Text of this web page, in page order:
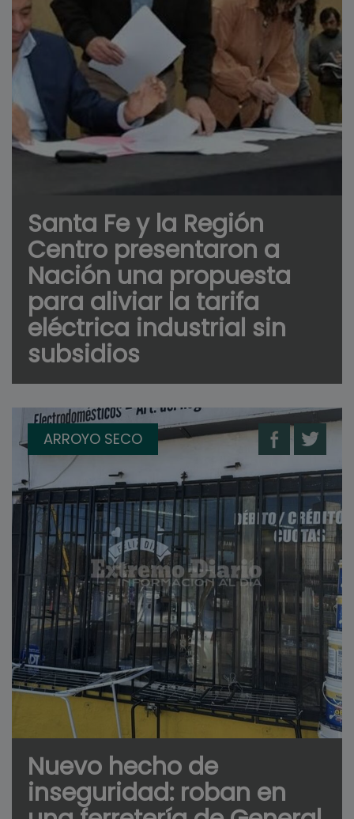
Santa Fe y la Región
Centro presentaron a
Nación una propuesta
para aliviar la tarifa
eléctrica industrial sin
subsidios
ARROYO SECO
Nuevo hecho de
inseguridad: roban en